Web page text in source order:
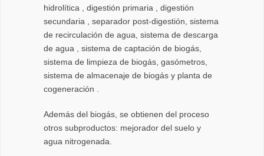
hidrolítica , digestión primaria , digestión
secundaria , separador post-digestión, sistema
de recirculación de agua, sistema de descarga
de agua , sistema de captación de biogás,
sistema de limpieza de biogás, gasómetros,
sistema de almacenaje de biogás y planta de
cogeneración .
Además del biogás, se obtienen del proceso
otros subproductos: mejorador del suelo y
agua nitrogenada.